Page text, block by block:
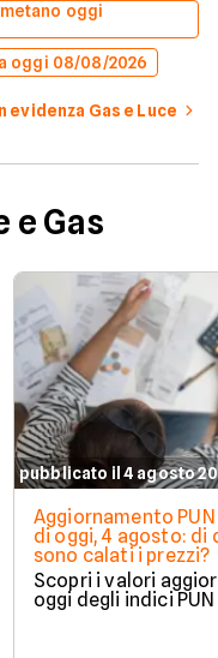
oggi
oggi 08/08/2026
evidenza Gas e Luce
e Gas
pubblicato il 4 agosto
Aggiornamento PUN
di oggi, 4 agosto: di
sono calati i prezzi?
Scopri i valori
oggi degli indici PUN